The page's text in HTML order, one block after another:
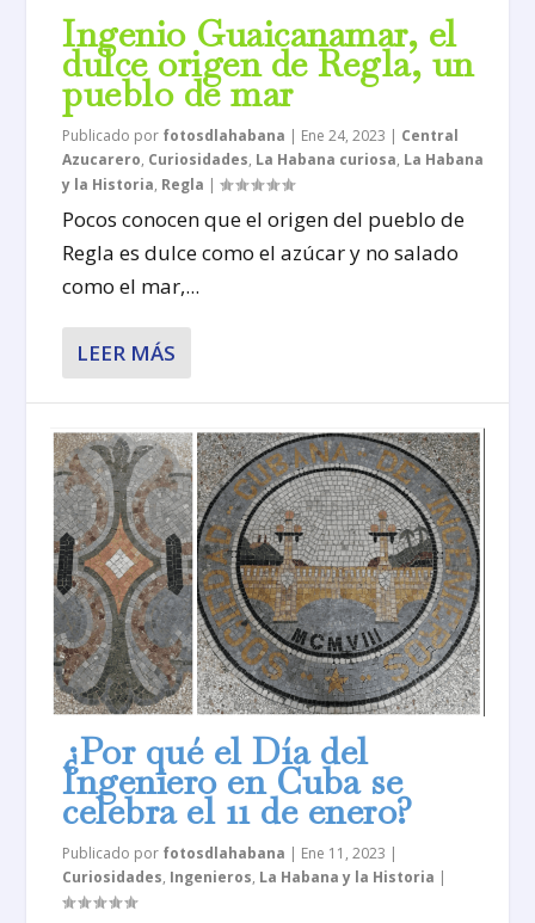
Ingenio Guaicanamar, el
dulce origen de Regla, un
pueblo de mar
Publicado por fotosdlahabana | Ene 24, 2023 | Central
Azucarero, Curiosidades, La Habana curiosa, La Habana
y la Historia, Regla |
Pocos conocen que el origen del pueblo de
Regla es dulce como el azúcar y no salado
como el mar,...
LEER MÁS
¿Por qué el Día del
Ingeniero en Cuba se
celebra el 11 de enero?
Publicado por fotosdlahabana | Ene 11, 2023 |
Curiosidades, Ingenieros, La Habana y la Historia |